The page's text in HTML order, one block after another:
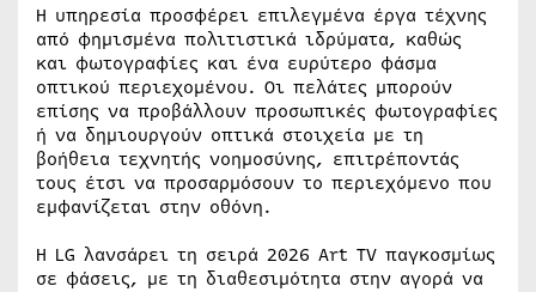
Η υπηρεσία προσφέρει επιλεγμένα έργα τέχνης
από φημισμένα πολιτιστικά ιδρύματα, καθώς
και φωτογραφίες και ένα ευρύτερο φάσμα
οπτικού περιεχομένου. Οι πελάτες μπορούν
επίσης να προβάλλουν προσωπικές φωτογραφίες
ή να δημιουργούν οπτικά στοιχεία με τη
βοήθεια τεχνητής νοημοσύνης, επιτρέποντάς
τους έτσι να προσαρμόσουν το περιεχόμενο που
εμφανίζεται στην οθόνη.
Η LG λανσάρει τη σειρά 2026 Art TV παγκοσμίως
σε φάσεις, με τη διαθεσιμότητα στην αγορά να